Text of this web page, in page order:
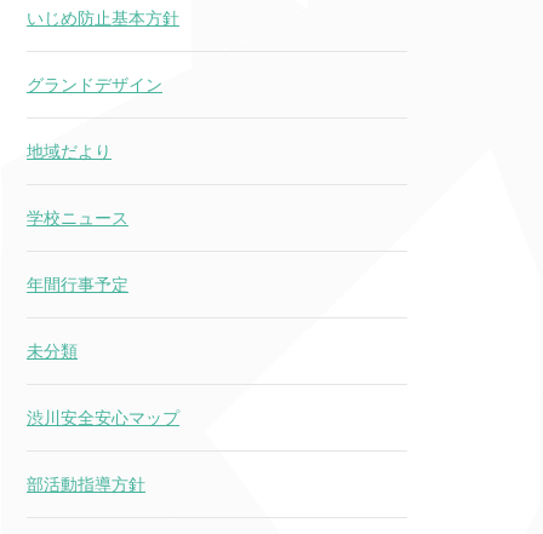
いじめ防止基本方針
グランドデザイン
地域だより
学校ニュース
年間行事予定
未分類
渋川安全安心マップ
部活動指導方針